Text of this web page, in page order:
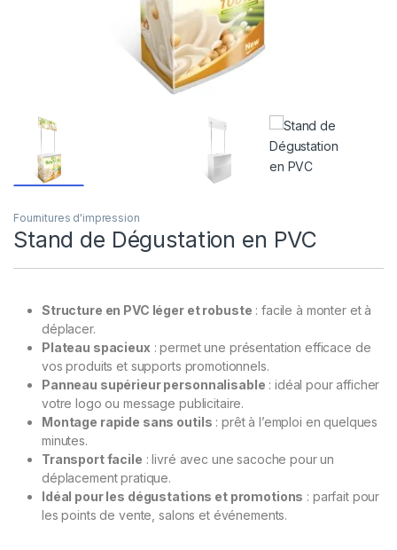
Fournitures d'impression
Stand de Dégustation en PVC
Structure en PVC léger et robuste : facile à monter et à
déplacer.
Plateau spacieux : permet une présentation efficace de
vos produits et supports promotionnels.
Panneau supérieur personnalisable : idéal pour afficher
votre logo ou message publicitaire.
Montage rapide sans outils : prêt à l’emploi en quelques
minutes.
Transport facile : livré avec une sacoche pour un
déplacement pratique.
Idéal pour les dégustations et promotions : parfait pour
les points de vente, salons et événements.